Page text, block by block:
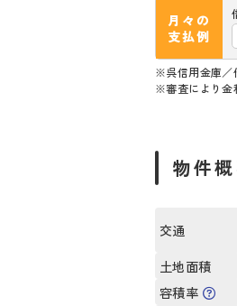
月々の
支払例
※呉信用金庫／
※審査により金
物件
交通
土地面積
容積率